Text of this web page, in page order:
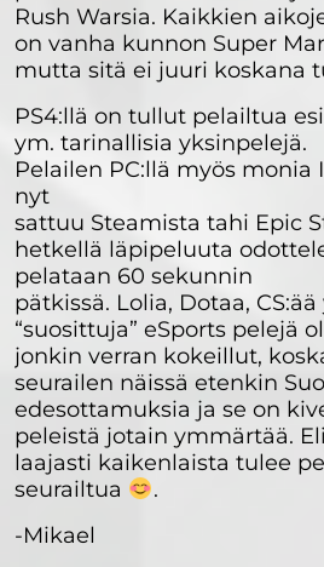
Rush Warsia. Kaikkien
on vanha kunnon Super
mutta sitä ei juuri koskana
PS4:llä on tullut pelailtua
ym. tarinallisia yksinpelejä.
Pelailen PC:llä myös monia
nyt
sattuu Steamista tahi Epic
hetkellä läpipeluuta
pelataan 60 sekunnin
pätkissä. Lolia, Dotaa, CS:ää
“suosittuja” eSports pelejä
jonkin verran kokeillut,
seurailen näissä etenkin
edesottamuksia ja se on
peleistä jotain ymmärtää.
laajasti kaikenlaista tulee
seurailtua
.
-Mikael